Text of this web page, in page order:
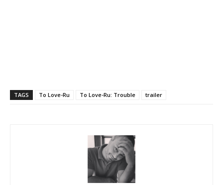
TAGS To Love-Ru To Love-Ru: Trouble trailer